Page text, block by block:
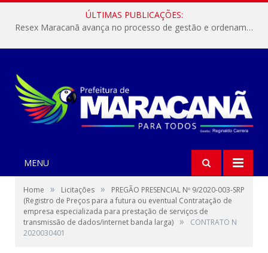
ÚLTIMAS PUBLICAÇÕES:
Resex Maracanã avança no processo de gestão e ordenamento do turismo em nossas áreas protegidas.
MENU
Home » Licitações »
PREGÃO PRESENCIAL Nº 9/2020-003-SRP
(Registro de Preços para a futura ou eventual Contratação de
empresa especializada para prestação de serviços de
transmissão de dados/internet banda larga) »
CONTRATO N
2020030401